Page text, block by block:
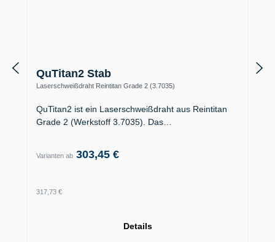
QuTitan2 Stab
Laserschweißdraht Reintitan Grade 2 (3.7035)
QuTitan2 ist ein Laserschweißdraht aus Reintitan
Grade 2 (Werkstoff 3.7035). Das…
Varianten ab 303,45 €
Regulärer Preis:
317,73 €
Details